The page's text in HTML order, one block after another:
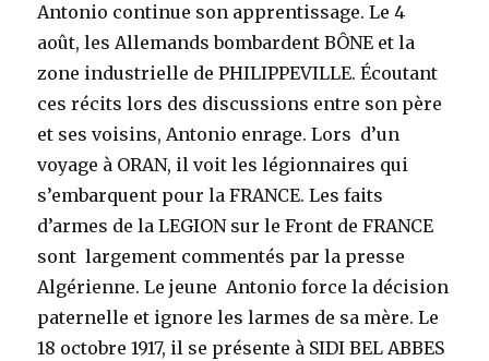
Antonio continue son apprentissage. Le 4
août, les Allemands bombardent BÔNE et la
zone industrielle de PHILIPPEVILLE. Écoutant
ces récits lors des discussions entre son père
et ses voisins, Antonio enrage. Lors d’un
voyage à ORAN, il voit les légionnaires qui
s’embarquent pour la FRANCE. Les faits
d’armes de la LEGION sur le Front de FRANCE
sont largement commentés par la presse
Algérienne. Le jeune Antonio force la décision
paternelle et ignore les larmes de sa mère. Le
18 octobre 1917, il se présente à SIDI BEL ABBES